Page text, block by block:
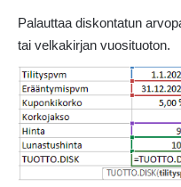
Palauttaa diskontatun
tai velkakirjan vuosituoton.